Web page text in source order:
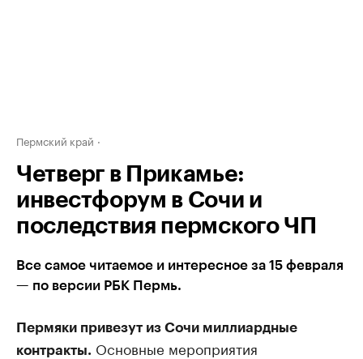
Пермский край
Четверг в Прикамье:
инвестфорум в Сочи и
последствия пермского ЧП
Все самое читаемое и интересное за 15 февраля
— по версии РБК Пермь.
Пермяки привезут из Сочи миллиардные
контракты. Основные мероприятия